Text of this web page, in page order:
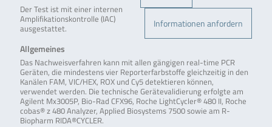
Informationen anfordern
Der Test ist mit einer internen
Amplifikationskontrolle (IAC)
ausgestattet.
Allgemeines
Das Nachweisverfahren kann mit allen gängigen real-time PCR
Geräten, die mindestens vier Reporterfarbstoffe gleichzeitig in den
Kanälen FAM, VIC/HEX, ROX und Cy5 detektieren können,
verwendet werden. Die technische Gerätevalidierung erfolgte am
Agilent Mx3005P, Bio-Rad CFX96, Roche LightCycler® 480 II, Roche
cobas® z 480 Analyzer, Applied Biosystems 7500 sowie am R-
Biopharm RIDA®CYCLER.